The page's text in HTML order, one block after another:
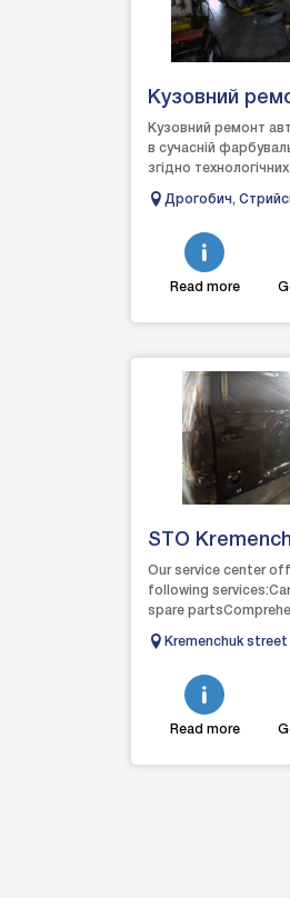
Кузовний
Кузовний ремонт
в сучасній
згідно
фарб, рихтувально-
Дрогобич,
Read more
STO
Our service center
following
spare
worksPlastic repair...
Kremenchuk street
Read more